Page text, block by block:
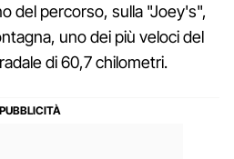
del percorso, sulla "Joey's",
uno dei più veloci del
di 60,7 chilometri.